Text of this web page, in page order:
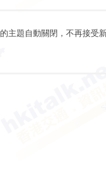
主題自動關閉，不再接受